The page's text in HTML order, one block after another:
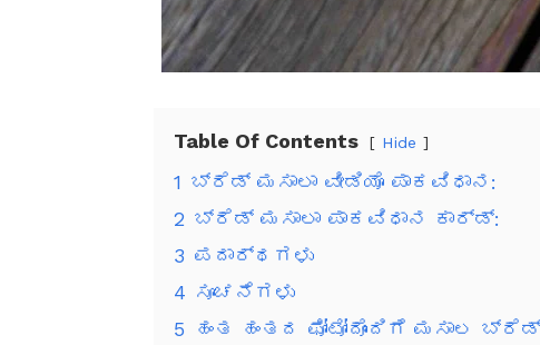
Table Of Contents Hide
1 ಬ್ರೆಡ್ ಮಸಾಲಾ ವೀಡಿಯೊ ಪಾಕವಿಧಾನ:
2 ಬ್ರೆಡ್ ಮಸಾಲಾ ಪಾಕವಿಧಾನ ಕಾರ್ಡ್:
3 ಪದಾರ್ಥಗಳು
4 ಸೂಚನೆಗಳು
5
ಹಂತ ಹಂತದ ಫೋಟೋದೊಂದಿಗೆ ಮಸಾಲ ಬ್ರೆಡ್